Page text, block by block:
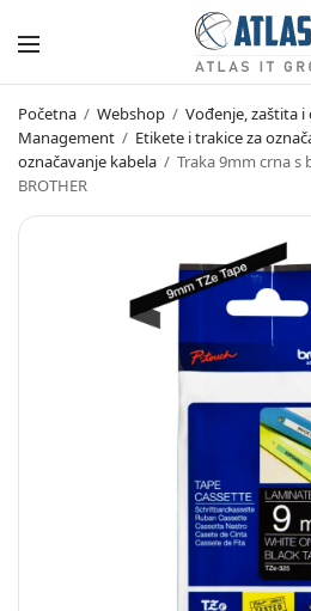
Početna / Webshop / Vođenje, zaštita i
Management / Etikete i trakice za
označavanje kabela / Traka 9mm crna s
BROTHER